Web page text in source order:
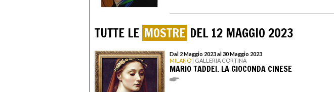
TUTTE LE MOSTRE DEL 12 MAGGIO 2023
Dal 2 Maggio 2023 al 30 Maggio 2023
MILANO | GALLERIA CORTINA
MARIO TADDEI. LA GIOCONDA CINESE